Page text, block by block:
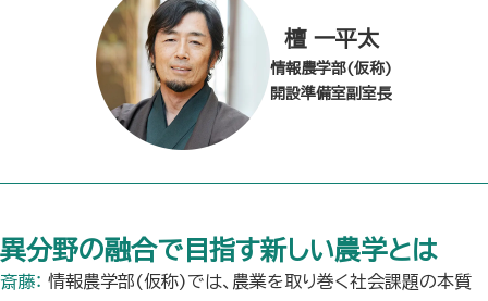
檀 一平太
情報農学部(仮称)
開設準備室副室長
異分野の融合で目指す新しい農学とは
斎藤： 情報農学部(仮称)では、農業を取り巻く社会課題の本質